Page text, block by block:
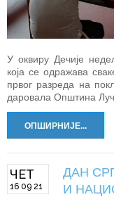
У оквиру Дечије
која се одражава
првог разреда на
даровала Општина
ОПШИРНИЈЕ...
ЧЕТ
16 09 21
ДАН
И